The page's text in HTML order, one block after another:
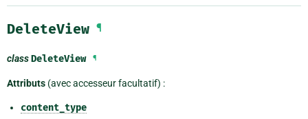
DeleteView ¶
classDeleteView ¶
Attributs (avec accesseur facultatif) :
content_type